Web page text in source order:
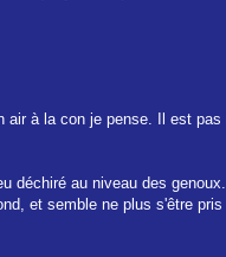
à la con je pense. Il est
déchiré au niveau des
et semble ne plus s'être